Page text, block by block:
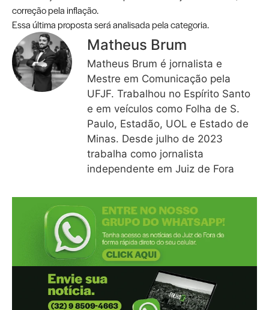
correção pela inflação.
Essa última proposta será analisada pela categoria.
Matheus Brum
Matheus Brum é jornalista e
Mestre em Comunicação pela
UFJF. Trabalhou no Espírito Santo
e em veículos como Folha de S.
Paulo, Estadão, UOL e Estado de
Minas. Desde julho de 2023
trabalha como jornalista
independente em Juiz de Fora